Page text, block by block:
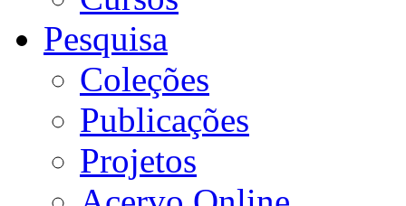
Pesquisa
Coleções
Publicações
Projetos